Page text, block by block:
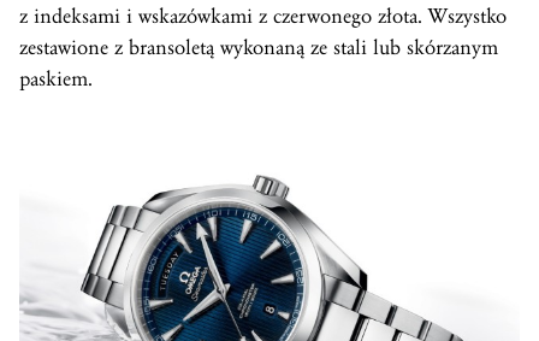
z indeksami i wskazówkami z czerwonego złota. Wszystko
zestawione z bransoletą wykonaną ze stali lub skórzanym
paskiem.